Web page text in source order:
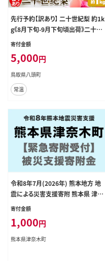
先行予約【訳あり】 二十世紀梨 約1k
g《8月下旬-9月下旬頃出荷》二十世
紀梨 梨 ご家庭用 旬 二十世紀 鳥取
品 送料無料 果汁デザート 八頭---ya
zu_zsy_246_1kg---
寄付金額
5,000円
鳥取県八頭町
常温
令和8年7月(2026年) 熊本地方 地
震による災害支援寄附 熊本県 津奈
木町（返礼品はありません）---tsuna
寄付金額
1,000円
熊本県津奈木町